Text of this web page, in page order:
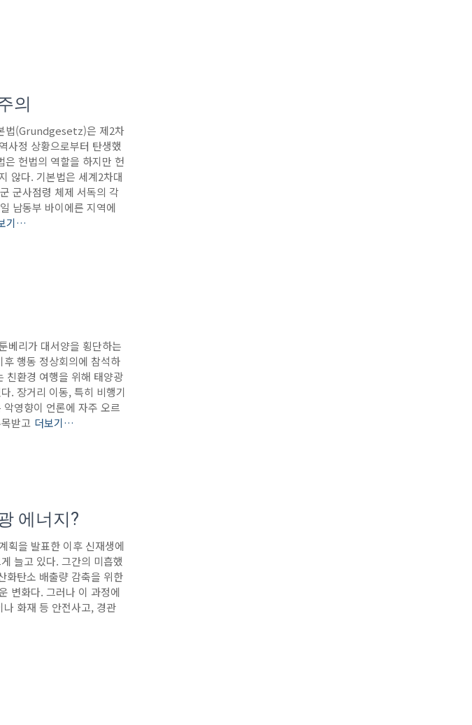
의
법(Grundgesetz)은 제2차
사정 상황으로부터 탄생했
은 헌법의 역할을 하지만 헌
않다. 기본법은 세계2차대
군사점령 체제 서독의 각
남동부 바이에른 지역에
기…
베리가 대서양을 횡단하는
행동 정상회의에 참석하
친환경 여행을 위해 태양광
. 장거리 이동, 특히 비행기
영향이 언론에 자주 오르
받고 더보기…
에너지?
획을 발표한 이후 신재생에
늘고 있다. 그간의 미흡했
화탄소 배출량 감축을 위한
변화다. 그러나 이 과정에
화재 등 안전사고, 경관